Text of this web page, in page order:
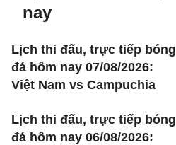
nay
Lịch thi đấu, trực tiếp bóng
đá hôm nay 07/08/2026:
Việt Nam vs Campuchia
Lịch thi đấu, trực tiếp bóng
đá hôm nay 06/08/2026: